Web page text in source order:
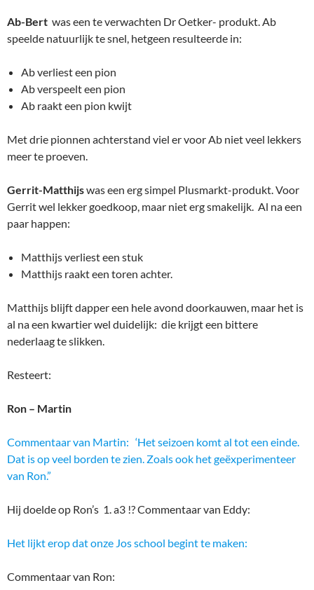
Ab-Bert was een te verwachten Dr Oetker- produkt. Ab
speelde natuurlijk te snel, hetgeen resulteerde in:
Ab verliest een pion
Ab verspeelt een pion
Ab raakt een pion kwijt
Met drie pionnen achterstand viel er voor Ab niet veel lekkers
meer te proeven.
Gerrit-Matthijswas een erg simpel Plusmarkt-produkt. Voor
Gerrit wel lekker goedkoop, maar niet erg smakelijk. Al na een
paar happen:
Matthijs verliest een stuk
Matthijs raakt een toren achter.
Matthijs blijft dapper een hele avond doorkauwen, maar het is
al na een kwartier wel duidelijk: die krijgt een bittere
nederlaag te slikken.
Resteert:
Ron – Martin
Commentaar van Martin: ‘Het seizoen komt al tot een einde.
Dat is op veel borden te zien. Zoals ook het geëxperimenteer
van Ron.”
Hij doelde op Ron’s 1. a3 !? Commentaar van Eddy:
Het lijkt erop dat onze Jos school begint te maken:
Commentaar van Ron: